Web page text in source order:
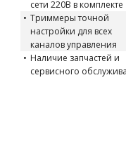
сети 220В в комплекте
Триммеры точной
настройки для всех
каналов управления
Наличие запчастей и
сервисного